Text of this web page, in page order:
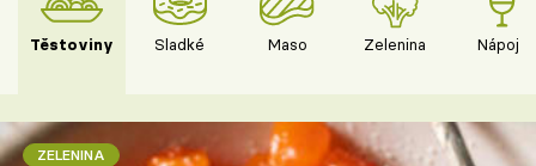
Těstoviny Sladké Maso Zelenina Nápoje
ZELENINA